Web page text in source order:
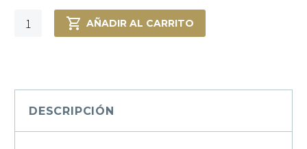
AÑADIR AL CARRITO
DESCRIPCIÓN